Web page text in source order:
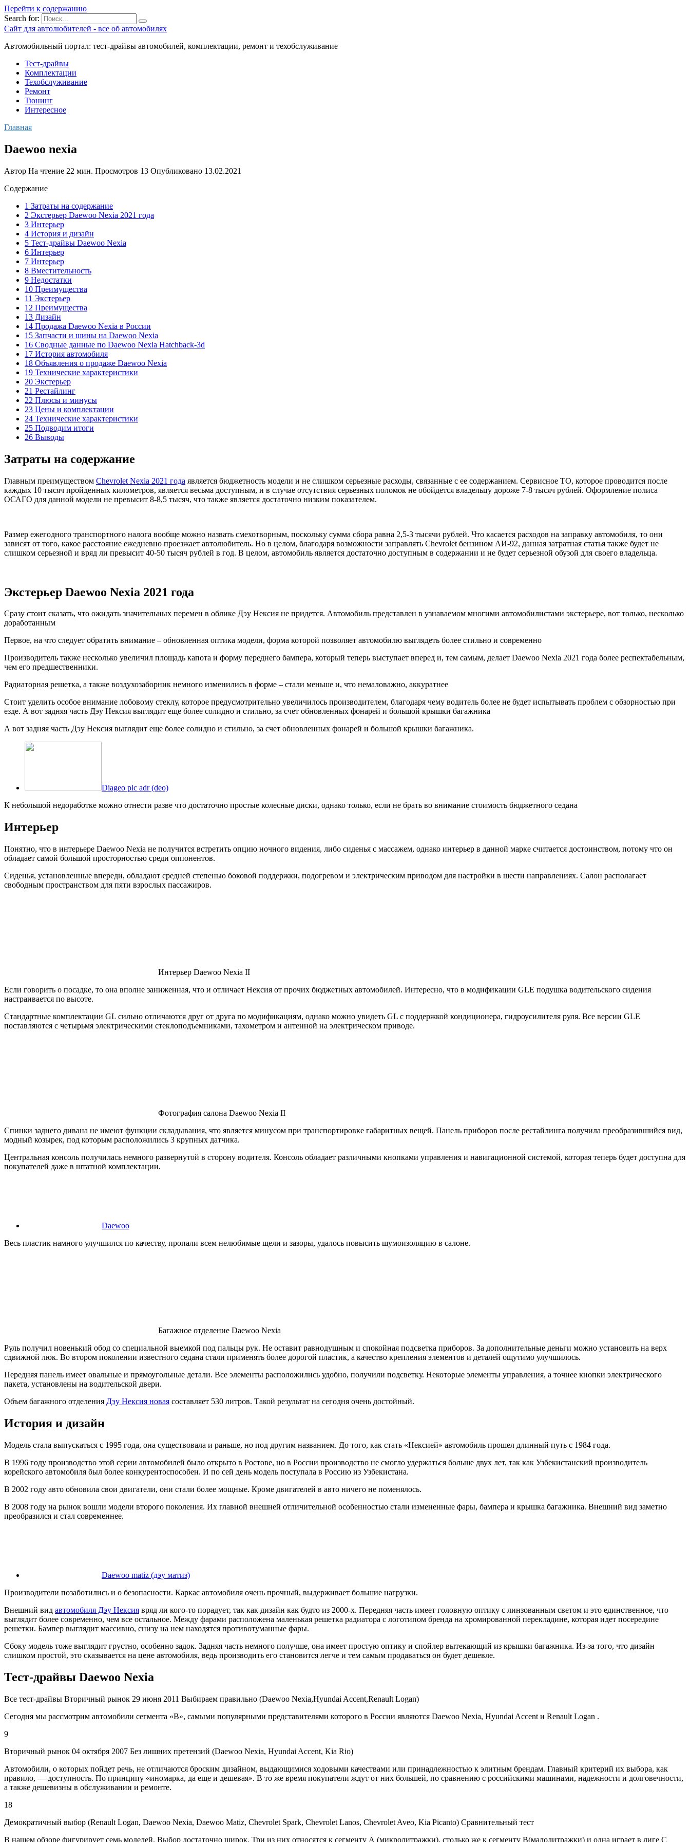
Перейти к содержанию
Search for:
Сайт для автолюбителей - все об автомобилях
Автомобильный портал: тест-драйвы автомобилей, комплектации, ремонт и техобслуживание
Тест-драйвы
Комплектации
Техобслуживание
Ремонт
Тюнинг
Интересное
Главная
Daewoo nexia
Автор На чтение 22 мин. Просмотров 13 Опубликовано 13.02.2021
Содержание
1 Затраты на содержание
2 Экстерьер Daewoo Nexia 2021 года
3 Интерьер
4 История и дизайн
5 Тест-драйвы Daewoo Nexia
6 Интерьер
7 Интерьер
8 Вместительность
9 Недостатки
10 Преимущества
11 Экстерьер
12 Преимущества
13 Дизайн
14 Продажа Daewoo Nexia в России
15 Запчасти и шины на Daewoo Nexia
16 Сводные данные по Daewoo Nexia Hatchback-3d
17 История автомобиля
18 Объявления о продаже Daewoo Nexia
19 Технические характеристики
20 Экстерьер
21 Рестайлинг
22 Плюсы и минусы
23 Цены и комплектации
24 Технические характеристики
25 Подводим итоги
26 Выводы
Затраты на содержание
Главным преимуществом Chevrolet Nexia 2021 года является бюджетность модели и не слишком серьезные расходы, связанные с ее содержанием. Сервисное ТО, которое проводится после
каждых 10 тысяч пройденных километров, является весьма доступным, и в случае отсутствия серьезных поломок не обойдется владельцу дороже 7-8 тысяч рублей. Оформление полиса
ОСАГО для данной модели не превысит 8-8,5 тысяч, что также является достаточно низким показателем.
Размер ежегодного транспортного налога вообще можно назвать смехотворным, поскольку сумма сбора равна 2,5-3 тысячи рублей. Что касается расходов на заправку автомобиля, то они
зависят от того, какое расстояние ежедневно проезжает автолюбитель. Но в целом, благодаря возможности заправлять Chevrolet бензином АИ-92, данная затратная статья также будет не
слишком серьезной и вряд ли превысит 40-50 тысяч рублей в год. В целом, автомобиль является достаточно доступным в содержании и не будет серьезной обузой для своего владельца.
Экстерьер Daewoo Nexia 2021 года
Сразу стоит сказать, что ожидать значительных перемен в облике Дэу Нексия не придется. Автомобиль представлен в узнаваемом многими автомобилистами экстерьере, вот только, несколько
доработанным
Первое, на что следует обратить внимание – обновленная оптика модели, форма которой позволяет автомобилю выглядеть более стильно и современно
Производитель также несколько увеличил площадь капота и форму переднего бампера, который теперь выступает вперед и, тем самым, делает Daewoo Nexia 2021 года более респектабельным,
чем его предшественники.
Радиаторная решетка, а также воздухозаборник немного изменились в форме – стали меньше и, что немаловажно, аккуратнее
Стоит уделить особое внимание лобовому стеклу, которое предусмотрительно увеличилось производителем, благодаря чему водитель более не будет испытывать проблем с обзорностью при
езде. А вот задняя часть Дэу Нексия выглядит еще более солидно и стильно, за счет обновленных фонарей и большой крышки багажника
А вот задняя часть Дэу Нексия выглядит еще более солидно и стильно, за счет обновленных фонарей и большой крышки багажника.
Diageo plc adr (deo)
К небольшой недоработке можно отнести разве что достаточно простые колесные диски, однако только, если не брать во внимание стоимость бюджетного седана
Интерьер
Понятно, что в интерьере Daewoo Nexia не получится встретить опцию ночного видения, либо сиденья с массажем, однако интерьер в данной марке считается достоинством, потому что он
обладает самой большой просторностью среди оппонентов.
Сиденья, установленные впереди, обладают средней степенью боковой поддержки, подогревом и электрическим приводом для настройки в шести направлениях. Салон располагает
свободным пространством для пяти взрослых пассажиров.
Интерьер Daewoo Nexia II
Если говорить о посадке, то она вполне заниженная, что и отличает Нексия от прочих бюджетных автомобилей. Интересно, что в модификации GLE подушка водительского сидения
настраивается по высоте.
Стандартные комплектации GL сильно отличаются друг от друга по модификациям, однако можно увидеть GL с поддержкой кондиционера, гидроусилителя руля. Все версии GLE
поставляются с четырьмя электрическими стеклоподъемниками, тахометром и антенной на электрическом приводе.
Фотография салона Daewoo Nexia II
Спинки заднего дивана не имеют функции складывания, что является минусом при транспортировке габаритных вещей. Панель приборов после рестайлинга получила преобразившийся вид,
модный козырек, под которым расположились 3 крупных датчика.
Центральная консоль получилась немного развернутой в сторону водителя. Консоль обладает различными кнопками управления и навигационной системой, которая теперь будет доступна для
покупателей даже в штатной комплектации.
Daewoo
Весь пластик намного улучшился по качеству, пропали всем нелюбимые щели и зазоры, удалось повысить шумоизоляцию в салоне.
Багажное отделение Daewoo Nexia
Руль получил новенький обод со специальной выемкой под пальцы рук. Не оставит равнодушным и спокойная подсветка приборов. За дополнительные деньги можно установить на верх
сдвижной люк. Во втором поколении известного седана стали применять более дорогой пластик, а качество крепления элементов и деталей ощутимо улучшилось.
Передняя панель имеет овальные и прямоугольные детали. Все элементы расположились удобно, получили подсветку. Некоторые элементы управления, а точнее кнопки электрического
пакета, установлены на водительской двери.
Объем багажного отделения Дэу Нексия новая составляет 530 литров. Такой результат на сегодня очень достойный.
История и дизайн
Модель стала выпускаться с 1995 года, она существовала и раньше, но под другим названием. До того, как стать «Нексией» автомобиль прошел длинный путь с 1984 года.
В 1996 году производство этой серии автомобилей было открыто в Ростове, но в России производство не смогло удержаться больше двух лет, так как Узбекистанский производитель
корейского автомобиля был более конкурентоспособен. И по сей день модель поступала в Россию из Узбекистана.
В 2002 году авто обновила свои двигатели, они стали более мощные. Кроме двигателей в авто ничего не поменялось.
В 2008 году на рынок вошли модели второго поколения. Их главной внешней отличительной особенностью стали измененные фары, бампера и крышка багажника. Внешний вид заметно
преобразился и стал современнее.
Daewoo matiz (дэу матиз)
Производители позаботились и о безопасности. Каркас автомобиля очень прочный, выдерживает большие нагрузки.
Внешний вид автомобиля Дэу Нексия вряд ли кого-то порадует, так как дизайн как будто из 2000-х. Передняя часть имеет головную оптику с линзованным светом и это единственное, что
выглядит более современно, чем все остальное. Между фарами расположена маленькая решетка радиатора с логотипом бренда на хромированной перекладине, которая идет посередине
решетки. Бампер выглядит массивно, снизу на нем находятся противотуманные фары.
Сбоку модель тоже выглядит грустно, особенно задок. Задняя часть немного получше, она имеет простую оптику и спойлер вытекающий из крышки багажника. Из-за того, что дизайн
слишком простой, это сказывается на цене автомобиля, ведь производить его становится легче и тем самым продаваться он будет дешевле.
Тест-драйвы Daewoo Nexia
Все тест-драйвы Вторичный рынок 29 июня 2011 Выбираем правильно (Daewoo Nexia,Hyundai Accent,Renault Logan)
Сегодня мы рассмотрим автомобили сегмента «B», самыми популярными представителями которого в России являются Daewoo Nexia, Hyundai Accent и Renault Logan .
9
Вторичный рынок 04 октября 2007 Без лишних претензий (Daewoo Nexia, Hyundai Accent, Kia Rio)
Автомобили, о которых пойдет речь, не отличаются броским дизайном, выдающимися ходовыми качествами или принадлежностью к элитным брендам. Главный критерий их выбора, как
правило, — доступность. По принципу «иномарка, да еще и дешевая». В то же время покупатели ждут от них большей, по сравнению с российскими машинами, надежности и долговечности,
а также дешевизны в обслуживании и ремонте.
18
Демократичный выбор (Renault Logan, Daewoo Nexia, Daewoo Matiz, Chevrolet Spark, Chevrolet Lanos, Chevrolet Aveo, Kia Picanto) Сравнительный тест
В нашем обзоре фигурирует семь моделей. Выбор достаточно широк. Три из них относятся к сегменту А (микролитражки), столько же к сегменту В(малолитражки) и одна играет в лиге С